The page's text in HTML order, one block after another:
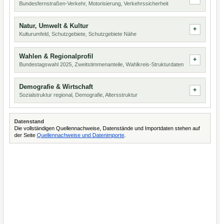
Bundesfernstraßen-Verkehr, Motorisierung, Verkehrssicherheit
Natur, Umwelt & Kultur
Kulturumfeld, Schutzgebiete, Schutzgebiete Nähe
Wahlen & Regionalprofil
Bundestagswahl 2025, Zweitstimmenanteile, Wahlkreis-Strukturdaten
Demografie & Wirtschaft
Sozialstruktur regional, Demografie, Altersstruktur
Datenstand
Die vollständigen Quellennachweise, Datenstände und Importdaten stehen auf
der Seite Quellennachweise und Datenimporte